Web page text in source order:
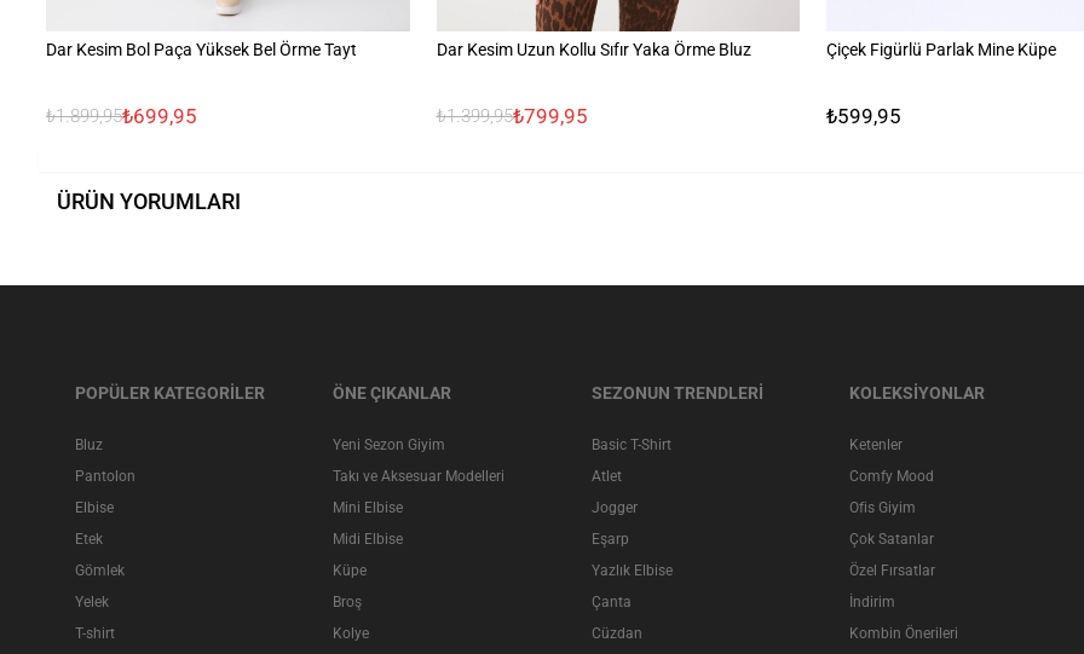
Dar Kesim Bol Paça Yüksek Bel Örme Tayt
₺1.899,95₺699,95
Dar Kesim Uzun Kollu Sıfır Yaka Örme Bluz
₺1.399,95₺799,95
Çiçek Figürlü Parlak Mine Küpe
₺599,95
ÜRÜN YORUMLARI
POPÜLER KATEGORİLER
Bluz
Pantolon
Elbise
Etek
Gömlek
Yelek
T-shirt
ÖNE ÇIKANLAR
Yeni Sezon Giyim
Takı ve Aksesuar Modelleri
Mini Elbise
Midi Elbise
Küpe
Broş
Kolye
SEZONUN TRENDLERİ
Basic T-Shirt
Atlet
Jogger
Eşarp
Yazlık Elbise
Çanta
Cüzdan
KOLEKSİYONLAR
Ketenler
Comfy Mood
Ofis Giyim
Çok Satanlar
Özel Fırsatlar
İndirim
Kombin Önerileri